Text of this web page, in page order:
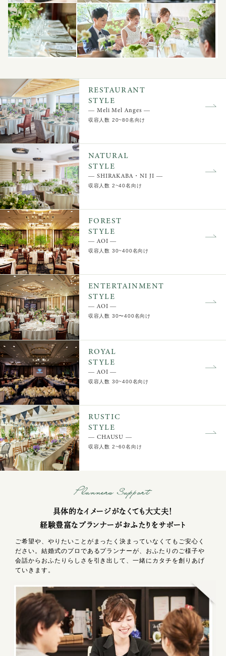
RESTAURANT
STYLE
― Meli Mel Anges ―
収容人数 20~80名向け
NATURAL
STYLE
― SHIRAKABA・NI JI ―
収容人数 2~40名向け
FOREST
STYLE
― AOI ―
収容人数 30~400名向け
ENTERTAINMENT
STYLE
― AOI ―
収容人数 30〜400名向け
ROYAL
STYLE
― AOI ―
収容人数 30~400名向け
RUSTIC
STYLE
― CHAUSU ―
収容人数 2~60名向け
具体的なイメージがなくても大丈夫！
経験豊富なプランナーがおふたりをサポート
ご希望や、やりたいことがまったく決まっていなくてもご安心く
ださい。結婚式のプロであるプランナーが、おふたりのご様子や
会話からおふたりらしさを引き出して、一緒にカタチを創りあげ
ていきます。